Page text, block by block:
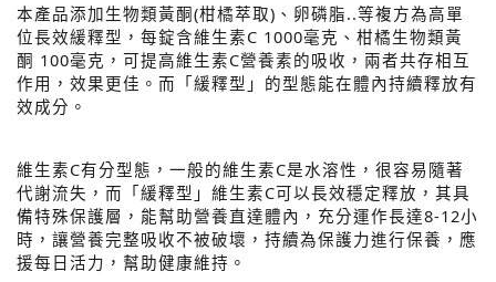
本產品添加生物類黃酮(柑橘萃取)、卵磷脂..等複方為高單
位長效緩釋型，每錠含維生素C 1000毫克、柑橘生物類黃
酮 100毫克，可提高維生素C營養素的吸收，兩者共存相互
作用，效果更佳。而「緩釋型」的型態能在體內持續釋放有
效成分。
維生素C有分型態，一般的維生素C是水溶性，很容易隨著
代謝流失，而「緩釋型」維生素C可以長效穩定釋放，其具
備特殊保護層，能幫助營養直達體內，充分運作長達8-12小
時，讓營養完整吸收不被破壞，持續為保護力進行保養，應
援每日活力，幫助健康維持。